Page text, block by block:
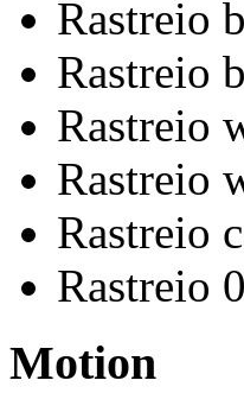
Rastreio
Rastreio
Rastreio
Rastreio
Rastreio
Rastreio
Motion